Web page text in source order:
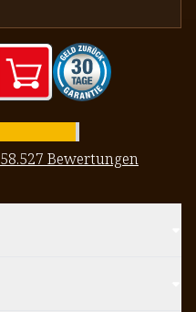
58.527 Bewertungen